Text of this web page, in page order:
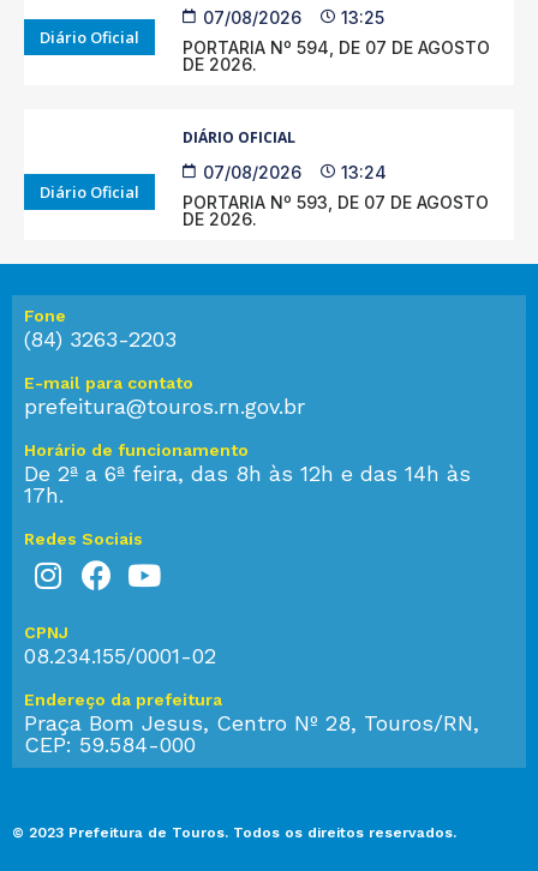
Diário Oficial
07/08/2026
13:25
PORTARIA Nº 594, DE 07 DE AGOSTO
DE 2026.
Diário Oficial
DIÁRIO OFICIAL
07/08/2026
13:24
PORTARIA Nº 593, DE 07 DE AGOSTO
DE 2026.
Fone
(84) 3263-2203
E-mail para contato
prefeitura@touros.rn.gov.br
Horário de funcionamento
De 2ª a 6ª feira, das 8h às 12h e das 14h às
17h.
Redes Sociais
CPNJ
08.234.155/0001-02
Endereço da prefeitura
Praça Bom Jesus, Centro Nº 28, Touros/RN,
CEP: 59.584-000
© 2023 Prefeitura de Touros. Todos os direitos reservados.